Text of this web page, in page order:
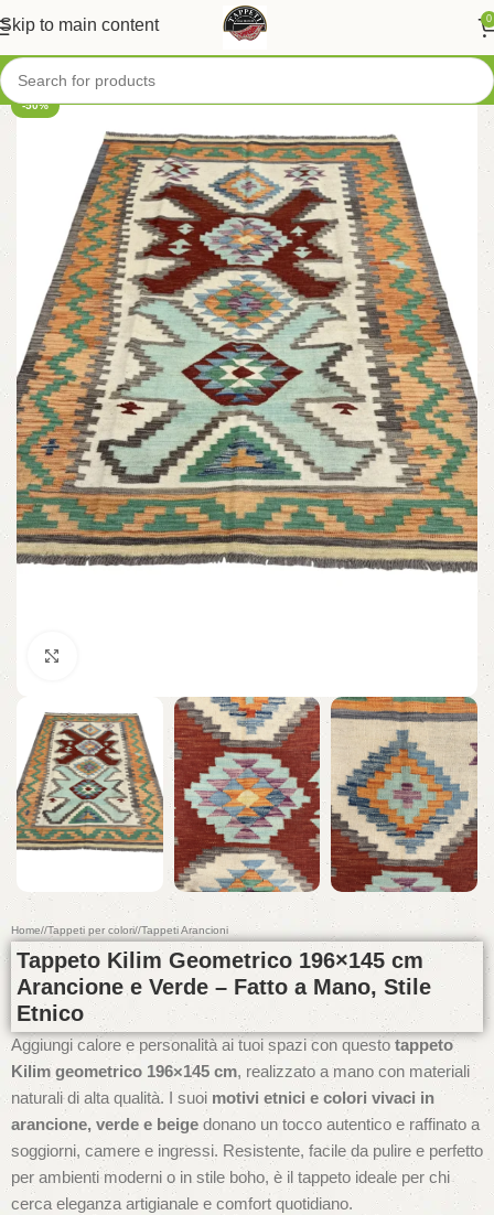
Skip to main content 0
-50%
Home/ Tappeti per colori/ Tappeti Arancioni
Tappeto Kilim Geometrico 196×145 cm
Arancione e Verde – Fatto a Mano, Stile
Etnico
Aggiungi calore e personalità ai tuoi spazi con questotappeto
Kilim geometrico 196×145 cm, realizzato a mano con materiali
naturali di alta qualità. I suoi motivi etnici e colori vivaci in
arancione, verde e beige donano un tocco autentico e raffinato a
soggiorni, camere e ingressi. Resistente, facile da pulire e perfetto
per ambienti moderni o in stile boho, è il tappeto ideale per chi
cerca eleganza artigianale e comfort quotidiano.